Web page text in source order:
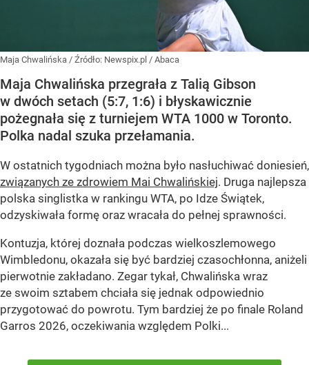
Maja Chwalińska / Źródło: Newspix.pl / Abaca
Maja Chwalińska przegrała z Talią Gibson
w dwóch setach (5:7, 1:6) i błyskawicznie
pożegnała się z turniejem WTA 1000 w Toronto.
Polka nadal szuka przełamania.
W ostatnich tygodniach można było nasłuchiwać doniesień,
związanych ze zdrowiem Mai Chwalińskiej. Druga najlepsza
polska singlistka w rankingu WTA, po Idze Świątek,
odzyskiwała formę oraz wracała do pełnej sprawności.
Kontuzja, której doznała podczas wielkoszlemowego
Wimbledonu, okazała się być bardziej czasochłonna, aniżeli
pierwotnie zakładano. Zegar tykał, Chwalińska wraz
ze swoim sztabem chciała się jednak odpowiednio
przygotować do powrotu. Tym bardziej że po finale Roland
Garros 2026, oczekiwania względem Polki...